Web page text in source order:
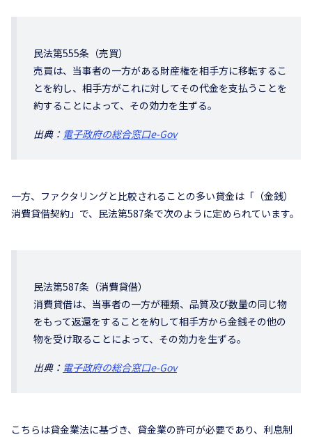
民法第555条（売買）
売買は、当事者の一方がある財産権を相手方に移転するこ
とを約し、相手方がこれに対してその代金を支払うことを
約することによって、その効力を生ずる。
出典： 電子政府の総合窓口e-Gov
一方、ファクタリングと比較されることの多い貸金は「（金銭）
消費貸借契約」で、民法第587条で次のように定められています。
民法第587条（消費貸借）
消費貸借は、当事者の一方が種類、品質及び数量の同じ物
をもって返還をすることを約して相手方から金銭その他の
物を受け取ることによって、その効力を生ずる。
出典： 電子政府の総合窓口e-Gov
こちらは貸金業法に基づき、貸金業の許可が必要であり、利息制